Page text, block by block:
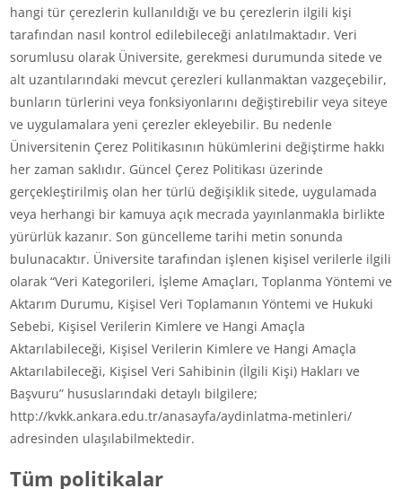
hangi tür çerezlerin kullanıldığı ve bu çerezlerin ilgili kişi
tarafından nasıl kontrol edilebileceği anlatılmaktadır. Veri
sorumlusu olarak Üniversite, gerekmesi durumunda sitede ve
alt uzantılarındaki mevcut çerezleri kullanmaktan vazgeçebilir,
bunların türlerini veya fonksiyonlarını değiştirebilir veya siteye
ve uygulamalara yeni çerezler ekleyebilir. Bu nedenle
Üniversitenin Çerez Politikasının hükümlerini değiştirme hakkı
her zaman saklıdır. Güncel Çerez Politikası üzerinde
gerçekleştirilmiş olan her türlü değişiklik sitede, uygulamada
veya herhangi bir kamuya açık mecrada yayınlanmakla birlikte
yürürlük kazanır. Son güncelleme tarihi metin sonunda
bulunacaktır. Üniversite tarafından işlenen kişisel verilerle ilgili
olarak “Veri Kategorileri, İşleme Amaçları, Toplanma Yöntemi ve
Aktarım Durumu, Kişisel Veri Toplamanın Yöntemi ve Hukuki
Sebebi, Kişisel Verilerin Kimlere ve Hangi Amaçla
Aktarılabileceği, Kişisel Verilerin Kimlere ve Hangi Amaçla
Aktarılabileceği, Kişisel Veri Sahibinin (İlgili Kişi) Hakları ve
Başvuru” hususlarındaki detaylı bilgilere;
http://kvkk.ankara.edu.tr/anasayfa/aydinlatma-metinleri/
adresinden ulaşılabilmektedir.
Tüm politikalar